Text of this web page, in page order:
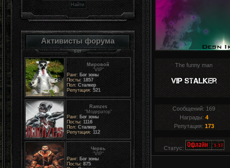
Активисты форума
Мировой
"VIP"
Ранг: Бог зоны
Посты: 1857
Пол: Сталкер
Репутация: 521
Ramzes
"Модератор"
Ранг: Бог зоны
Посты: 1116
Пол: Сталкер
Репутация: 112
Червь
"VIP"
Ранг: Бог зоны
Посты: 875
The funny man
Сообщений: 169
Награды: 4
Репутация: 173
Статус: